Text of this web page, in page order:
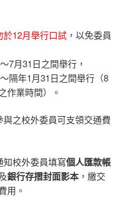
於12月舉行口試 ，以免委員
7月31日之間舉行，
隔年1月31日之間舉行（8
作業時間）。
之校外委員可支領交通費
校外委員填寫個人匯款帳
銀行存摺封面影本 ，繳交
用。